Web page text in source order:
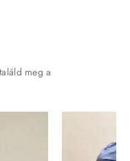
meg a